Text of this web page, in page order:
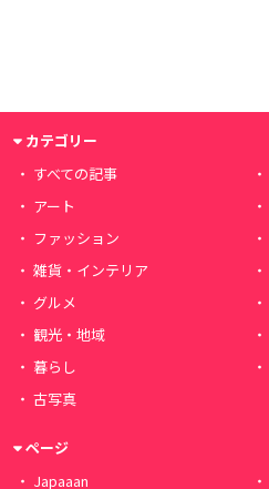
カテゴリー
すべての記事
アート
ファッション
雑貨・インテリア
グルメ
観光・地域
暮らし
古写真
ページ
Japaaan